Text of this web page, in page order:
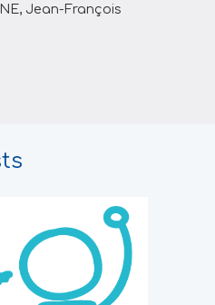
Jean-François